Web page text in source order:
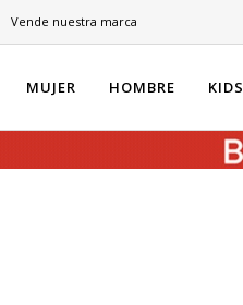
MUJER HOMBRE KIDS
Vende nuestra marca